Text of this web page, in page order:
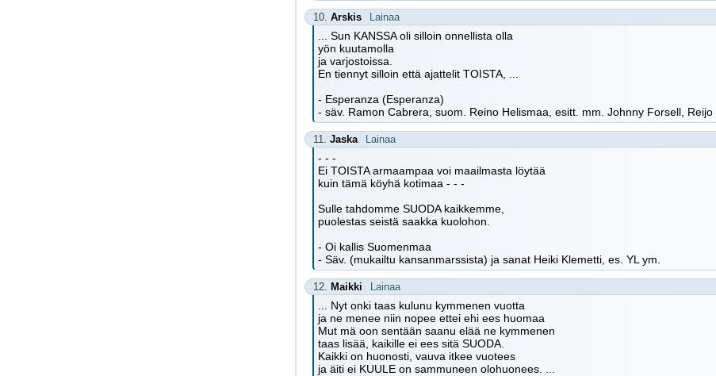
10. Arskis Lainaa
... Sun KANSSA oli silloin onnellista olla
yön kuutamolla
ja varjostoissa.
En tiennyt silloin että ajattelit TOISTA, ...
- Esperanza (Esperanza)
- säv. Ramon Cabrera, suom. Reino Helismaa, esitt. mm. Johnny Forsell, Reijo
11. Jaska Lainaa
- - -
Ei TOISTA armaampaa voi maailmasta löytää
kuin tämä köyhä kotimaa - - -
Sulle tahdomme SUODA kaikkemme,
puolestas seistä saakka kuolohon.
- Oi kallis Suomenmaa
- Säv. (mukailtu kansanmarssista) ja sanat Heiki Klemetti, es. YL ym.
12. Maikki Lainaa
... Nyt onki taas kulunu kymmenen vuotta
ja ne menee niin nopee ettei ehi ees huomaa
Mut mä oon sentään saanu elää ne kymmenen
taas lisää, kaikille ei ees sitä SUODA.
Kaikki on huonosti, vauva itkee vuotees
ja äiti ei KUULE on sammuneen olohuonees. ...